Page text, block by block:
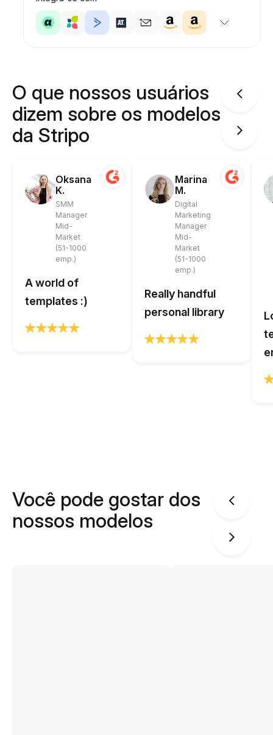
O que nossos usuários
dizem sobre os modelos
da Stripo
Oksana
K.
SMM
Manager
Mid-
Market
(51-1000
emp.)
A world of
templates :)
Marina
M.
Digital
Marketing
Manager
Mid-
Market
(51-1000
emp.)
Really handful
personal library
Você pode gostar dos
nossos modelos